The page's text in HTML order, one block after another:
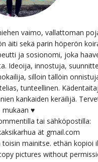
vaimo, vallattoman
äiti sekä parin höperön
ja sosionomi, joka
Ideoija, innostuja,
silloin tällöin
tunteellinen.
kankaiden keräilijä.
mukaan ♥
tai sähköpostilla:
ät gmail.com
mainitse. ethän kopioi
pictures without